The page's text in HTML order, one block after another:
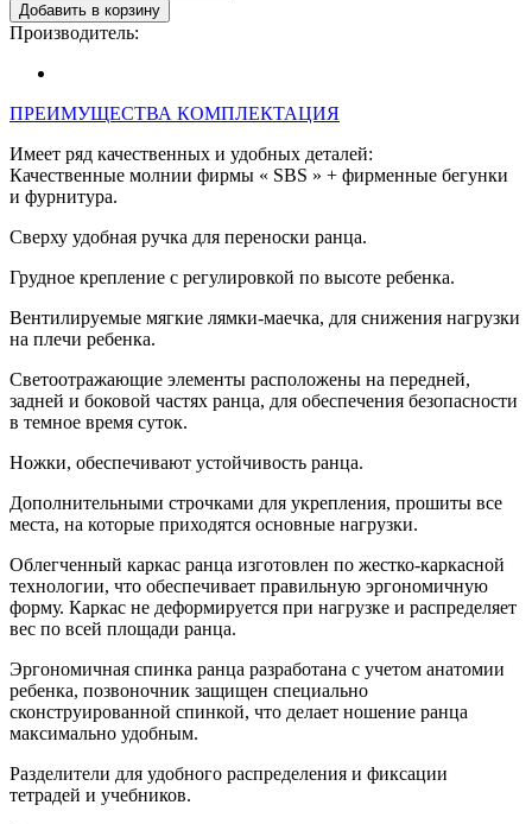
Добавить в корзину
Производитель:
ПРЕИМУЩЕСТВА КОМПЛЕКТАЦИЯ
Имеет ряд качественных и удобных деталей:
Качественные молнии фирмы « SBS » + фирменные бегунки
и фурнитура.
Сверху удобная ручка для переноски ранца.
Грудное крепление с регулировкой по высоте ребенка.
Вентилируемые мягкие лямки-маечка, для снижения нагрузки
на плечи ребенка.
Светоотражающие элементы расположены на передней,
задней и боковой частях ранца, для обеспечения безопасности
в темное время суток.
Ножки, обеспечивают устойчивость ранца.
Дополнительными строчками для укрепления, прошиты все
места, на которые приходятся основные нагрузки.
Облегченный каркас ранца изготовлен по жестко-каркасной
технологии, что обеспечивает правильную эргономичную
форму. Каркас не деформируется при нагрузке и распределяет
вес по всей площади ранца.
Эргономичная спинка ранца разработана с учетом анатомии
ребенка, позвоночник защищен специально
сконструированной спинкой, что делает ношение ранца
максимально удобным.
Разделители для удобного распределения и фиксации
тетрадей и учебников.